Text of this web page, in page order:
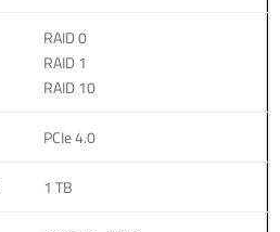
RAID 0
RAID 1
RAID 10
PCIe 4.0
1 TB